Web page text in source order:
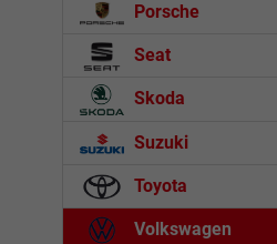
Porsche
Seat
Skoda
Suzuki
Toyota
Volkswagen